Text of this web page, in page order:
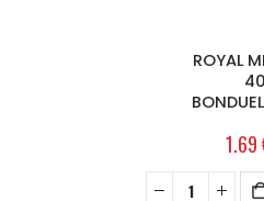
2.69